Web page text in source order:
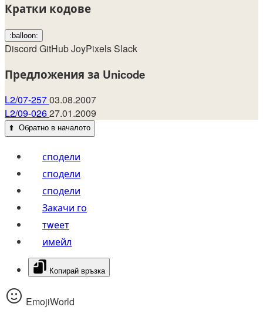
Кратки кодове
:balloon:
Discord GitHubJoyPixelsSlack
Предложения за Unicode
L2/07-25703.08.2007
L2/09-02627.01.2009
⬆️ Обратно в началото
сподели
сподели
сподели
Закачи го
тwеет
имейл
Копирай връзка
EmojiWorld